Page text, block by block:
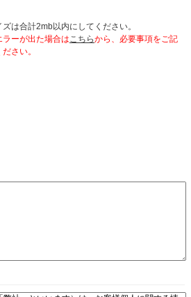
は合計2mb以内にしてください。
ーが出た場合は こちらから、必要事項をご記
さい。